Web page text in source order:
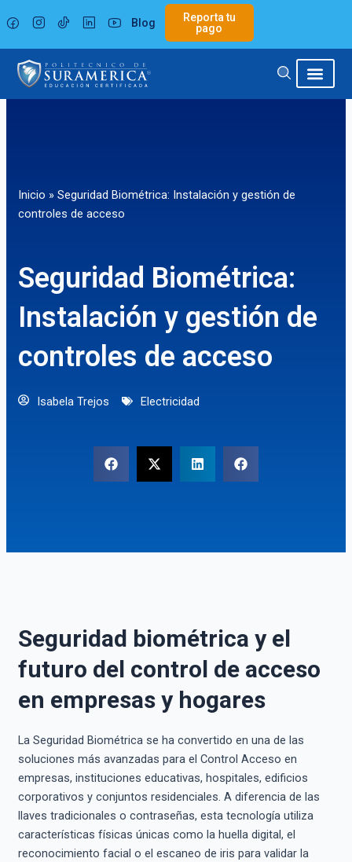
al
contenido
Blog
Reporta tu
pago
Inicio » Seguridad Biométrica: Instalación y gestión de
controles de acceso
Seguridad Biométrica:
Instalación y gestión de
controles de acceso
Isabela Trejos Electricidad
Seguridad biométrica y el
futuro del control de acceso
en empresas y hogares
La Seguridad Biométrica se ha convertido en una de las
soluciones más avanzadas para el Control Acceso en
empresas, instituciones educativas, hospitales, edificios
corporativos y conjuntos residenciales. A diferencia de las
llaves tradicionales o contraseñas, esta tecnología utiliza
características físicas únicas como la huella digital, el
reconocimiento facial o el escaneo de iris para validar la